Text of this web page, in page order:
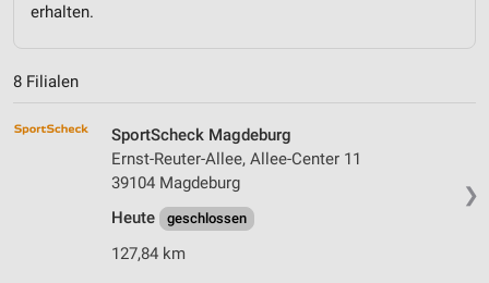
erhalten.
8 Filialen
❯
SportScheck Magdeburg
Ernst-Reuter-Allee, Allee-Center 11
39104 Magdeburg
Heute
geschlossen
127,84 km